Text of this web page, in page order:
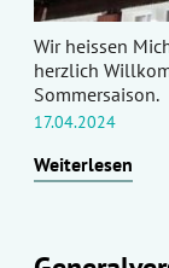
Wir heissen
herzlich
Sommersaison.
17.04.2024
Weiterlesen